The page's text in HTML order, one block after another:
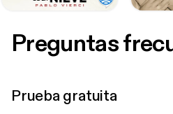
Preguntas
Prueba gratuita